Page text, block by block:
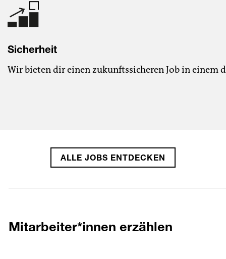
Sicherheit
Wir bieten dir einen zukunftssicheren Job in einem
ALLE JOBS ENTDECKEN
Mitarbeiter*innen erzählen